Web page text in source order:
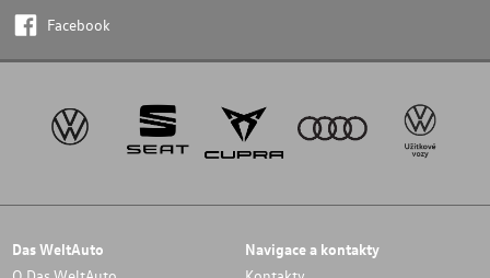
Facebook
Das WeltAuto Navigace a kontakty